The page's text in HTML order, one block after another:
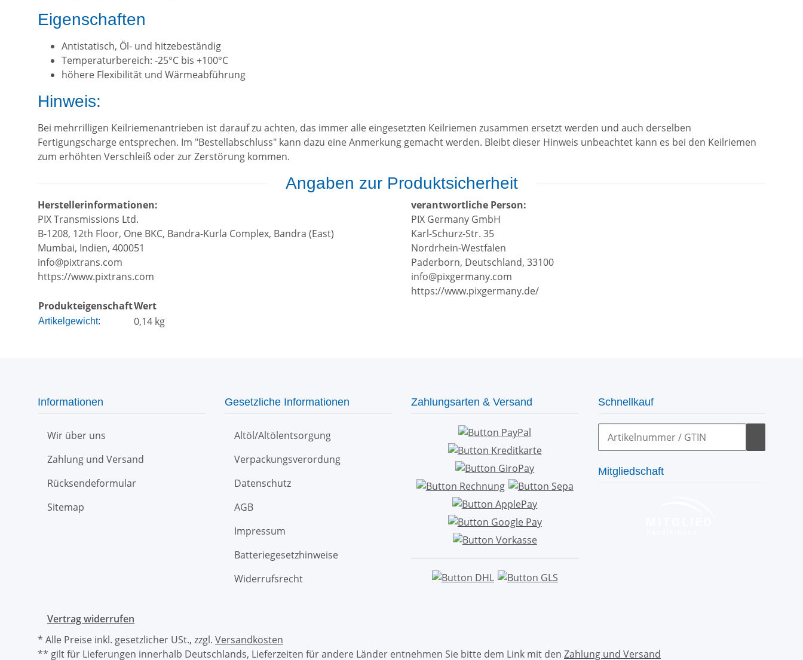
Eigenschaften
Antistatisch, Öl- und hitzebeständig
Temperaturbereich: -25°C bis +100°C
höhere Flexibilität und Wärmeabführung
Hinweis:
Bei mehrrilligen Keilriemenantrieben ist darauf zu achten, das immer alle eingesetzten Keilriemen zusammen ersetzt werden und auch derselben
Fertigungscharge entsprechen. Im "Bestellabschluss" kann dazu eine Anmerkung gemacht werden. Bleibt dieser Hinweis unbeachtet kann es bei den Keilriemen
zum erhöhten Verschleiß oder zur Zerstörung kommen.
Angaben zur Produktsicherheit
Herstellerinformationen:
PIX Transmissions Ltd.
B-1208, 12th Floor, One BKC, Bandra-Kurla Complex, Bandra (East)
Mumbai, Indien, 400051
info@pixtrans.com
https://www.pixtrans.com
verantwortliche Person:
PIX Germany GmbH
Karl-Schurz-Str. 35
Nordrhein-Westfalen
Paderborn, Deutschland, 33100
info@pixgermany.com
https://www.pixgermany.de/
ProdukteigenschaftWert
Artikelgewicht: 0,14 kg
Informationen
Wir über uns
Zahlung und Versand
Rücksendeformular
Sitemap
Gesetzliche Informationen
Altöl/Altölentsorgung
Verpackungsverordung
Datenschutz
AGB
Impressum
Batteriegesetzhinweise
Widerrufsrecht
Zahlungsarten & Versand Schnellkauf
Mitgliedschaft
Vertrag widerrufen
* Alle Preise inkl. gesetzlicher USt., zzgl. Versandkosten
** gilt für Lieferungen innerhalb Deutschlands, Lieferzeiten für andere Länder entnehmen Sie bitte dem Link mit den Zahlung und Versand